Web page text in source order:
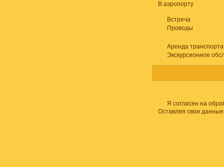
В аэропорту
Встреча
Проводы
Аренда транспорта
Экскурсионное
Я согласен на
Оставляя свои